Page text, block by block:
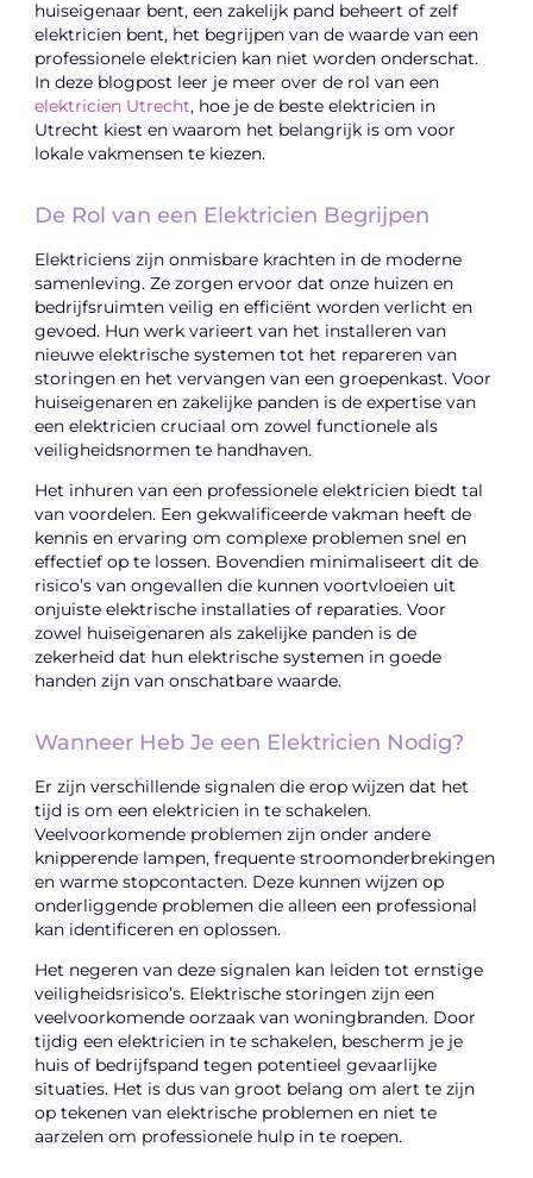
huiseigenaar bent, een zakelijk pand beheert of zelf
elektricien bent, het begrijpen van de waarde van een
professionele elektricien kan niet worden onderschat.
In deze blogpost leer je meer over de rol van een
elektricien Utrecht, hoe je de beste elektricien in
Utrecht kiest en waarom het belangrijk is om voor
lokale vakmensen te kiezen.
De Rol van een Elektricien Begrijpen
Elektriciens zijn onmisbare krachten in de moderne
samenleving. Ze zorgen ervoor dat onze huizen en
bedrijfsruimten veilig en efficiënt worden verlicht en
gevoed. Hun werk varieert van het installeren van
nieuwe elektrische systemen tot het repareren van
storingen en het vervangen van een groepenkast. Voor
huiseigenaren en zakelijke panden is de expertise van
een elektricien cruciaal om zowel functionele als
veiligheidsnormen te handhaven.
Het inhuren van een professionele elektricien biedt tal
van voordelen. Een gekwalificeerde vakman heeft de
kennis en ervaring om complexe problemen snel en
effectief op te lossen. Bovendien minimaliseert dit de
risico’s van ongevallen die kunnen voortvloeien uit
onjuiste elektrische installaties of reparaties. Voor
zowel huiseigenaren als zakelijke panden is de
zekerheid dat hun elektrische systemen in goede
handen zijn van onschatbare waarde.
Wanneer Heb Je een Elektricien Nodig?
Er zijn verschillende signalen die erop wijzen dat het
tijd is om een elektricien in te schakelen.
Veelvoorkomende problemen zijn onder andere
knipperende lampen, frequente stroomonderbrekingen
en warme stopcontacten. Deze kunnen wijzen op
onderliggende problemen die alleen een professional
kan identificeren en oplossen.
Het negeren van deze signalen kan leiden tot ernstige
veiligheidsrisico’s. Elektrische storingen zijn een
veelvoorkomende oorzaak van woningbranden. Door
tijdig een elektricien in te schakelen, bescherm je je
huis of bedrijfspand tegen potentieel gevaarlijke
situaties. Het is dus van groot belang om alert te zijn
op tekenen van elektrische problemen en niet te
aarzelen om professionele hulp in te roepen.